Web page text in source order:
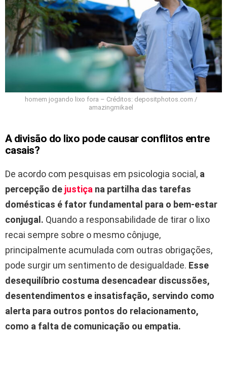
homem jogando lixo fora – Créditos: depositphotos.com /
amazingmikael
A divisão do lixo pode causar conflitos entre
casais?
De acordo com pesquisas em psicologia social, a
percepção de justiça na partilha das tarefas
domésticas é fator fundamental para o bem-estar
conjugal. Quando a responsabilidade de tirar o lixo
recai sempre sobre o mesmo cônjuge,
principalmente acumulada com outras obrigações,
pode surgir um sentimento de desigualdade. Esse
desequilíbrio costuma desencadear discussões,
desentendimentos e insatisfação, servindo como
alerta para outros pontos do relacionamento,
como a falta de comunicação ou empatia.